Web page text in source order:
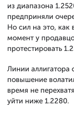
из диапазона
предприняли
Но сил на это,
момент у
протестировать
Линии аллигатора
повышение
время не
уйти ниже 1.2280.